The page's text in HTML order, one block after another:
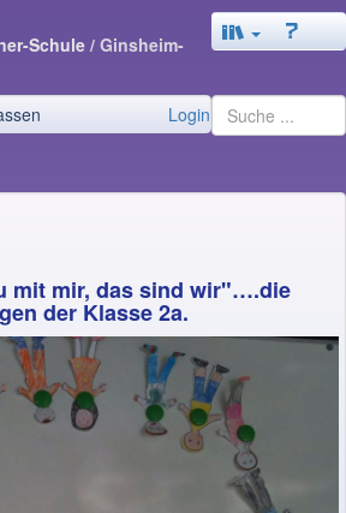
Schule/ Ginsheim-
Login
mit mir, das sind wir"….die
der Klasse 2a.